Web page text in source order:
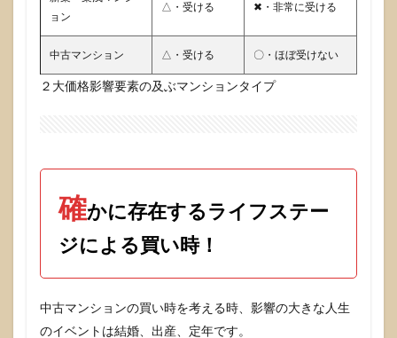
3
重要
なの
金計
転売
の損
利益
にす
要が
な
ョン
△・受ける ✖・非常に受ける
中古マンション △・受ける 〇・ほぼ受けない
２大価格影響要素の及ぶマンションタイプ
確かに存在するライフステー
ジによる買い時！
中古マンションの買い時を考える時、影響の大きな人生
のイベントは結婚、出産、定年です。